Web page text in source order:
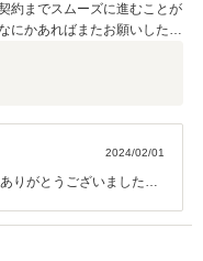
約までスムーズに進むことが
にかあればまたお願いしたい
すが、調子よく乗れて楽しめ
2024/02/01
りがとうございました。